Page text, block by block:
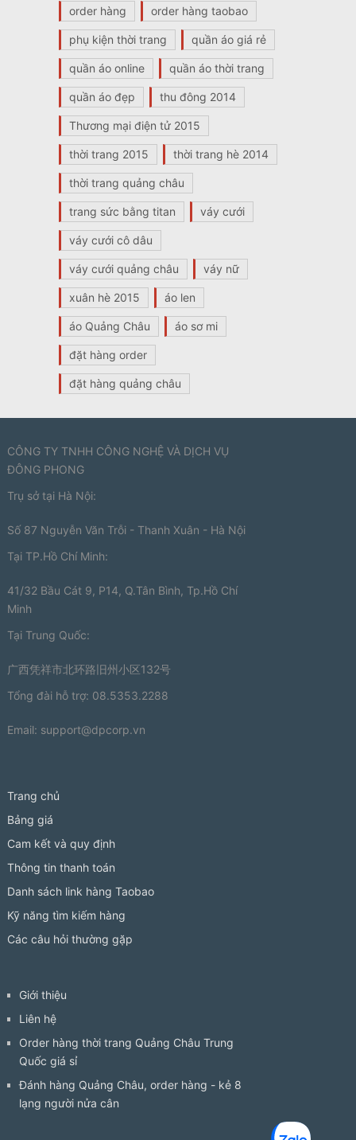
order hàng order hàng taobao
phụ kiện thời trang quần áo giá rẻ
quần áo online quần áo thời trang
quần áo đẹp thu đông 2014
Thương mại điện tử 2015
thời trang 2015 thời trang hè 2014
thời trang quảng châu
trang sức bằng titan váy cưới
váy cưới cô dâu
váy cưới quảng châu váy nữ
xuân hè 2015 áo len
áo Quảng Châu áo sơ mi
đặt hàng order
đặt hàng quảng châu
CÔNG TY TNHH CÔNG NGHỆ VÀ DỊCH VỤ
ĐÔNG PHONG
Trụ sở tại Hà Nội:
Số 87 Nguyễn Văn Trỗi - Thanh Xuân - Hà Nội
Tại TP.Hồ Chí Minh:
41/32 Bầu Cát 9, P14, Q.Tân Bình, Tp.Hồ Chí
Minh
Tại Trung Quốc:
广西凭祥市北环路旧州小区132号
Tổng đài hỗ trợ: 08.5353.2288
Email: support@dpcorp.vn
Trang chủ
Bảng giá
Cam kết và quy định
Thông tin thanh toán
Danh sách link hàng Taobao
Kỹ năng tìm kiếm hàng
Các câu hỏi thường gặp
Giới thiệu
Liên hệ
Order hàng thời trang Quảng Châu Trung
Quốc giá sỉ
Đánh hàng Quảng Châu, order hàng - kẻ 8
lạng người nửa cân